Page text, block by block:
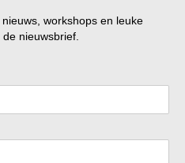
workshops en leuke
nieuwsbrief.